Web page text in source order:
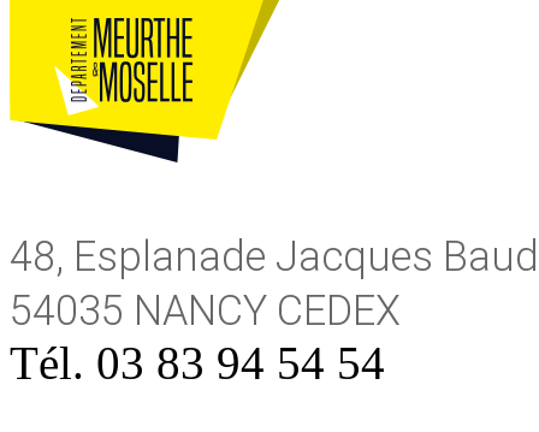
48, Esplanade Jacques
54035 NANCY CEDEX
Tél. 03 83 94 54 54